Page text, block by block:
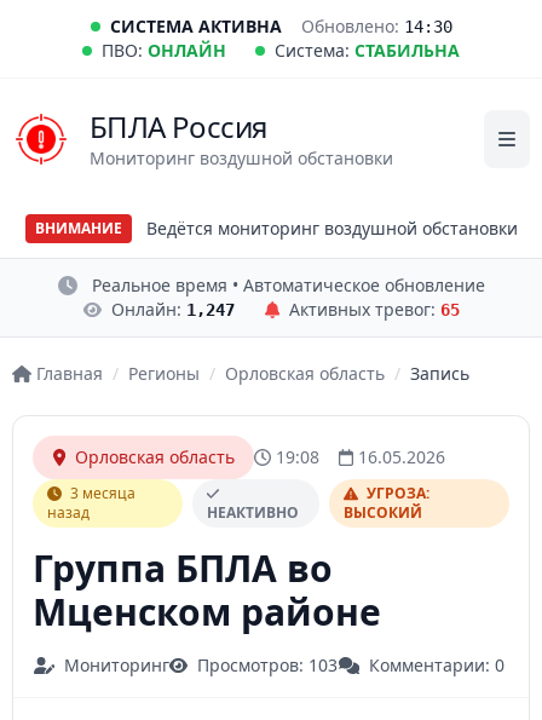
СИСТЕМА АКТИВНА Обновлено: 14:30
ПВО: ОНЛАЙН Система: СТАБИЛЬНА
БПЛА Россия
Мониторинг воздушной обстановки
ВНИМАНИЕ Ведётся мониторинг воздушной обстановки
Реальное время • Автоматическое обновление
Онлайн: 1,247 Активных тревог: 65
Главная / Регионы / Орловская область / Запись
Орловская область 19:08 16.05.2026
3 месяца
назад
НЕАКТИВНО
УГРОЗА:
ВЫСОКИЙ
Группа БПЛА во
Мценском районе
Мониторинг Просмотров: 103 Комментарии: 0